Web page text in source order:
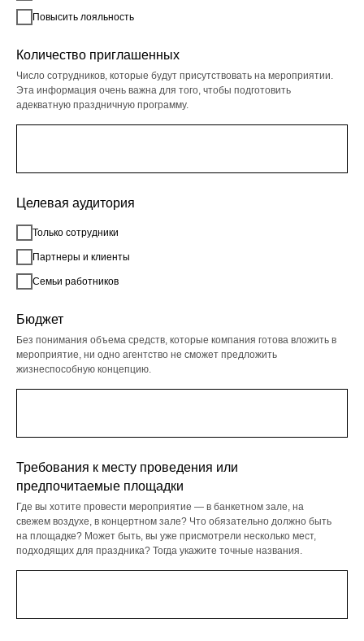
Повысить лояльность
Количество приглашенных
Число сотрудников, которые будут присутствовать на мероприятии.
Эта информация очень важна для того, чтобы подготовить
адекватную праздничную программу.
Целевая аудитория
Только сотрудники
Партнеры и клиенты
Семьи работников
Бюджет
Без понимания объема средств, которые компания готова вложить в
мероприятие, ни одно агентство не сможет предложить
жизнеспособную концепцию.
Требования к месту проведения или
предпочитаемые площадки
Где вы хотите провести мероприятие — в банкетном зале, на
свежем воздухе, в концертном зале? Что обязательно должно быть
на площадке? Может быть, вы уже присмотрели несколько мест,
подходящих для праздника? Тогда укажите точные названия.